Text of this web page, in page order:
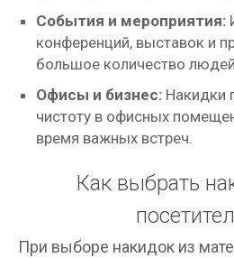
События и мероприятия:
конференций, выставок и
большое количество
Офисы и бизнес: Накидки
чистоту в офисных
время важных встреч.
Как выбрать
При выборе накидок из